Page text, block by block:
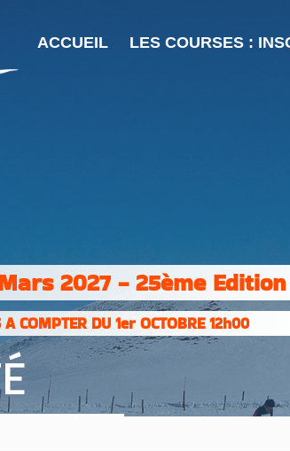
ACCUEIL LES COURSES :
2027 - 25ème
COMPTER DU 1er OCTOBRE 12h00